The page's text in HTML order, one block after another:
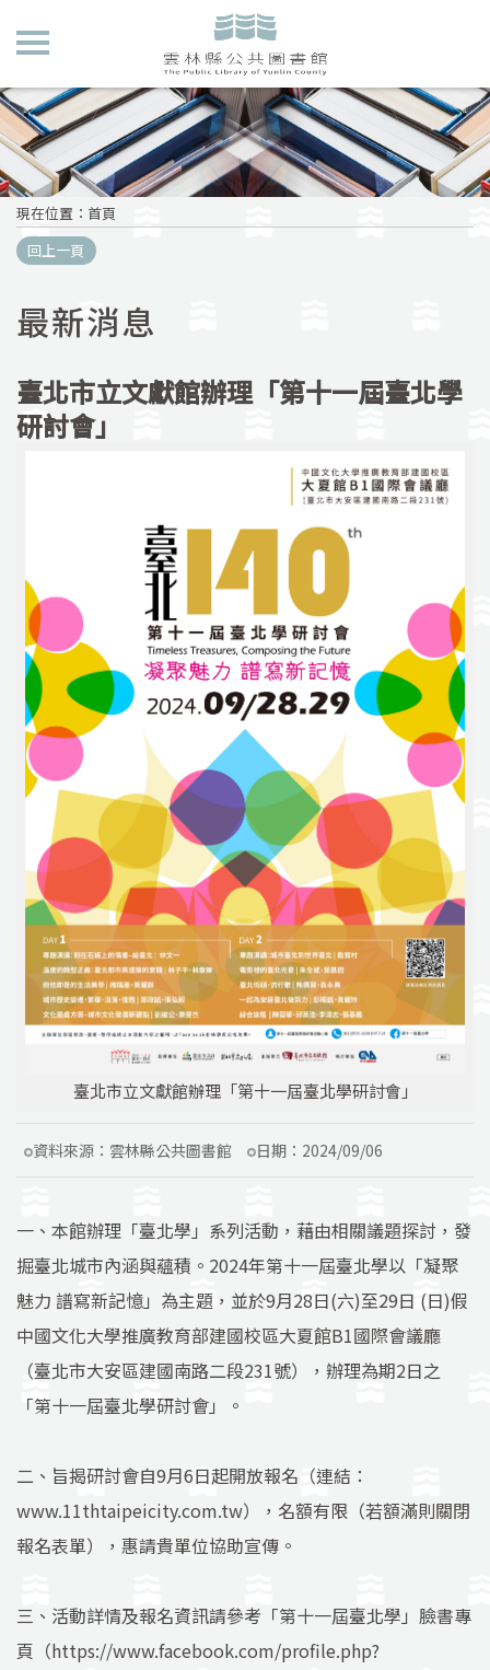
現在位置 ： 首頁
回上一頁
最新消息
臺北市立文獻館辦理「第十一屆臺北學
研討會」
臺北市立文獻館辦理「第十一屆臺北學研討會」
資料來源： 雲林縣公共圖書館 日期： 2024/09/06
一、本館辦理「臺北學」系列活動，藉由相關議題探討，發
掘臺北城市內涵與蘊積。2024年第十一屆臺北學以「凝聚
魅力 譜寫新記憶」為主題，並於9月28日(六)至29日 (日)假
中國文化大學推廣教育部建國校區大夏館B1國際會議廳
（臺北市大安區建國南路二段231號），辦理為期2日之
「第十一屆臺北學研討會」。
二、旨揭研討會自9月6日起開放報名（連結：
www.11thtaipeicity.com.tw），名額有限（若額滿則關閉
報名表單），惠請貴單位協助宣傳。
三、活動詳情及報名資訊請參考「第十一屆臺北學」臉書專
頁（https://www.facebook.com/profile.php?